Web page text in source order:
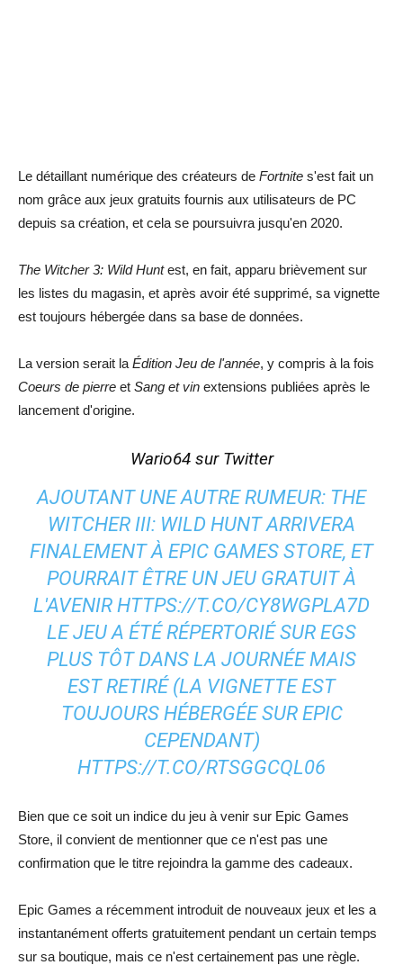
Le détaillant numérique des créateurs de Fortnite s'est fait un
nom grâce aux jeux gratuits fournis aux utilisateurs de PC
depuis sa création, et cela se poursuivra jusqu'en 2020.
The Witcher 3: Wild Huntest, en fait, apparu brièvement sur
les listes du magasin, et après avoir été supprimé, sa vignette
est toujours hébergée dans sa base de données.
La version serait la Édition Jeu de l'année, y compris à la fois
Coeurs de pierre et Sang et vin extensions publiées après le
lancement d'origine.
Wario64 sur Twitter
AJOUTANT UNE AUTRE RUMEUR: THE
WITCHER III: WILD HUNT ARRIVERA
FINALEMENT À EPIC GAMES STORE, ET
POURRAIT ÊTRE UN JEU GRATUIT À
L'AVENIR HTTPS://T.CO/CY8WGPLA7D
LE JEU A ÉTÉ RÉPERTORIÉ SUR EGS
PLUS TÔT DANS LA JOURNÉE MAIS
EST RETIRÉ (LA VIGNETTE EST
TOUJOURS HÉBERGÉE SUR EPIC
CEPENDANT)
HTTPS://T.CO/RTSGGCQL06
Bien que ce soit un indice du jeu à venir sur Epic Games
Store, il convient de mentionner que ce n'est pas une
confirmation que le titre rejoindra la gamme des cadeaux.
Epic Games a récemment introduit de nouveaux jeux et les a
instantanément offerts gratuitement pendant un certain temps
sur sa boutique, mais ce n'est certainement pas une règle.